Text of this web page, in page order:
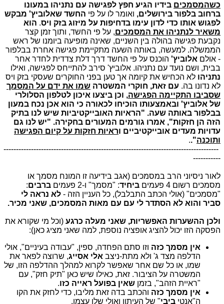
כשהמסמכים בידיו הגיע חפץ לפגישה עם נתניהו במעונו
ברחוב בלפור בירושלים, ואומר לו על פי החשד שאלוביץ' מבקש
לפגוש אותו כדי לדון עימו בדחיפות על מיזוג בזק ויס. הוא
משאיר לנתניהו את המסמכים, על פי החשד, ותוך זמן קצר
נקבעת פגישה בהולה בין השניים, שאינה מופיעה ביומנו של ראש
הממשלה. למעשה, באותה השעה מתקיימת פגישה אחרת בבלפור
- אולם אלוביץ' הוכנס על פי החשד דרך דלת צדדית לחדר אחר
בבית, ושם נועד עם נתניהו. אלוביץ' סירב להתייחס לפגישה, ואילו
נתניהו לא הכחיש את קיומה אך טען בפני החוקרים שעסקי בזק ויס
לא נדונו בה. עם זאת, חוקרי המשטרה שמו את ידם על המסמך
שסביבו התקיימה הפגישה, וכן ביצעו איכון לטלפון הסלולרי
של אלוביץ' ובאמצעותו הוכיחו לכאורה כי הוא אכן נכח במעון
בבלפור באותה שעה. "הראיות האובייקטיביות שיש לנו בתיק
הזה הן חזקות", אמרו גורמים המעורים בחקירה. "יש לנו גם
עדויות מעדים אובייקטיביים וראיות חזקות על קיום הפגישה
ותוכנה".
.
--------------------------------------------------------------------------------------
-----------
לאור ניסיוני הרב במסמכים (אגב בידיעה זו המונח מסמך או
מסמכים רשום 4 פעמים
ביחיד: "מסמך" ו-2 פעמים ברבים:
"מסמכים" (אולי הכתב התבלבל), כל העניין הזה - לא נראה לי
סביר והוא לא הסתדר לי עם עם מאות המסמכים, שאני מכיר.
ולכן ההשערות האפשריות, שאני מעלה כרגע (וכל מי שקורא את
הפסקה הזו יכול להציג אופציה נוספת, למה שאני מציג כאן):
אין מסמך כזה וזו סתם הפחדה, ספין, "עבודה בעיניים", אולי
הדלפה מצד ג' ולא מתת-ניצב אלי אסייג, שרוצה לפאר את
שמו, או כל שם אחר שאפשר לקרוא למהלך ההדלפה הזו, של
המשטרה על הציבור. זאת, כאילו שיש כאן "תיק חזק", עם
"ראיית הזהב", בזמן שאין בפועל ראייה כזו.
אין מסמך כזה והכתב בדה זאת מליבו, כדי לחזק את הקו
ה"אנטי ביבי" של העיתון ואולי שלו עצמו.